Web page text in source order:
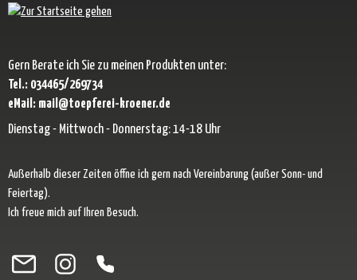
Gern Berate ich Sie zu meinen Produkten unter:
Tel.: 034465/269734
eMail: mail@toepferei-kroener.de
Dienstag - Mittwoch - Donnerstag: 14-18 Uhr
Außerhalb dieser Zeiten öffne ich gern nach Vereinbarung (außer Sonn- und
Feiertag).
Ich freue mich auf Ihren Besuch.
Besuche uns auf Facebook – öffnet in neuem Tab (externer Link)
Schau auf Instagram vorbei – öffnet in neuem Tab (externer Link)
Lass dich auf Pinterest inspirieren – öffnet in neuem Tab
Folge uns auf X – öffnet in neuem Tab (externer Link)